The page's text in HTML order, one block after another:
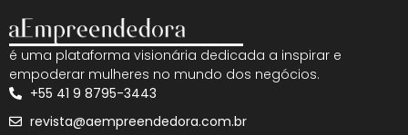
é uma plataforma visionária dedicada a inspirar e
empoderar mulheres no mundo dos negócios.
+55 41 9 8795-3443
revista@aempreendedora.com.br